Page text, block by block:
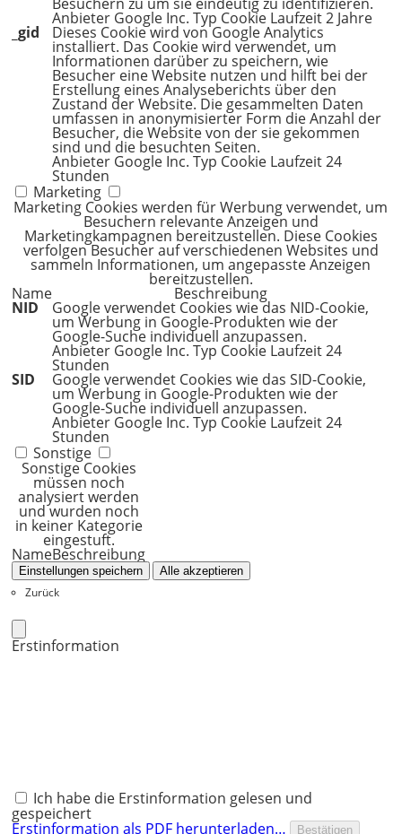
Anbieter Google Inc. Typ Cookie Laufzeit 2 Jahre
_gid Dieses Cookie wird von Google Analytics
installiert. Das Cookie wird verwendet, um
Informationen darüber zu speichern, wie
Besucher eine Website nutzen und hilft bei der
Erstellung eines Analyseberichts über den
Zustand der Website. Die gesammelten Daten
umfassen in anonymisierter Form die Anzahl der
Besucher, die Website von der sie gekommen
sind und die besuchten Seiten.
Anbieter Google Inc. Typ Cookie Laufzeit 24
Stunden
Marketing
Marketing Cookies werden für Werbung verwendet, um
Besuchern relevante Anzeigen und
Marketingkampagnen bereitzustellen. Diese Cookies
verfolgen Besucher auf verschiedenen Websites und
sammeln Informationen, um angepasste Anzeigen
bereitzustellen.
Name Beschreibung
NID Google verwendet Cookies wie das NID-Cookie,
um Werbung in Google-Produkten wie der
Google-Suche individuell anzupassen.
Anbieter Google Inc. Typ Cookie Laufzeit 24
Stunden
SID Google verwendet Cookies wie das SID-Cookie,
um Werbung in Google-Produkten wie der
Google-Suche individuell anzupassen.
Anbieter Google Inc. Typ Cookie Laufzeit 24
Stunden
Sonstige
Sonstige Cookies
müssen noch
analysiert werden
und wurden noch
in keiner Kategorie
eingestuft.
NameBeschreibung
Einstellungen speichern Alle akzeptieren
Zurück
Erstinformation
Ich habe die Erstinformation gelesen und
gespeichert
Erstinformation als PDF herunterladen… Bestätigen